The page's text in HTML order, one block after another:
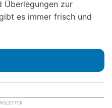
Überlegungen zur
es immer frisch und